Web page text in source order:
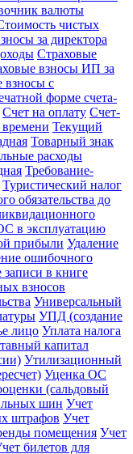
валюты
чистых
за директора
Страховые
взносы ИП за
взносы с
форме счета-
Счет на оплату Счет-
времени Текущий
Товарный знак
расходы
Требование-
Туристический налог
обязательства до
в эксплуатацию
прибыли Удаление
ошибочного
записи в книге
взносов
Универсальный
УПД (создание
лицо Уплата налога
капитал
Утилизационный
Уценка ОС
(сальдовый
шин Учет
штрафов Учет
помещения Учет
билетов для